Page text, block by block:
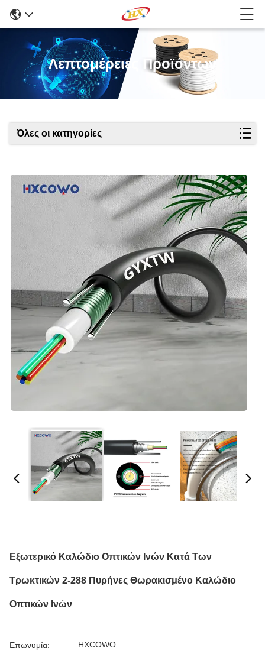
Λεπτομέρειες Προϊόντων
Όλες οι κατηγορίες
Εξωτερικό Καλώδιο Οπτικών Ινών Κατά Των
Τρωκτικών 2-288 Πυρήνες Θωρακισμένο Καλώδιο
Οπτικών Ινών
Επωνυμία: HXCOWO